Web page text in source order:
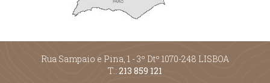
Rua Sampaio e Pina, 1 - 3º Dtº 1070-248 LISBOA
T.: 213 859 121